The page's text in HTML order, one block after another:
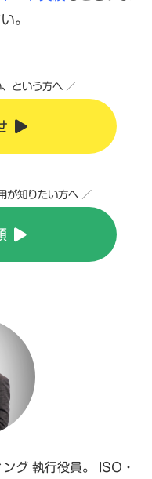
。
という方へ ／
が知りたい方へ ／
グ 執行役員。 ISO・